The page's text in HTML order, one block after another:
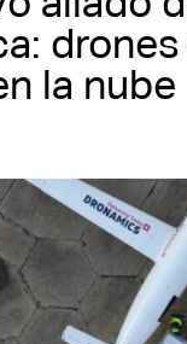
drones
la nube